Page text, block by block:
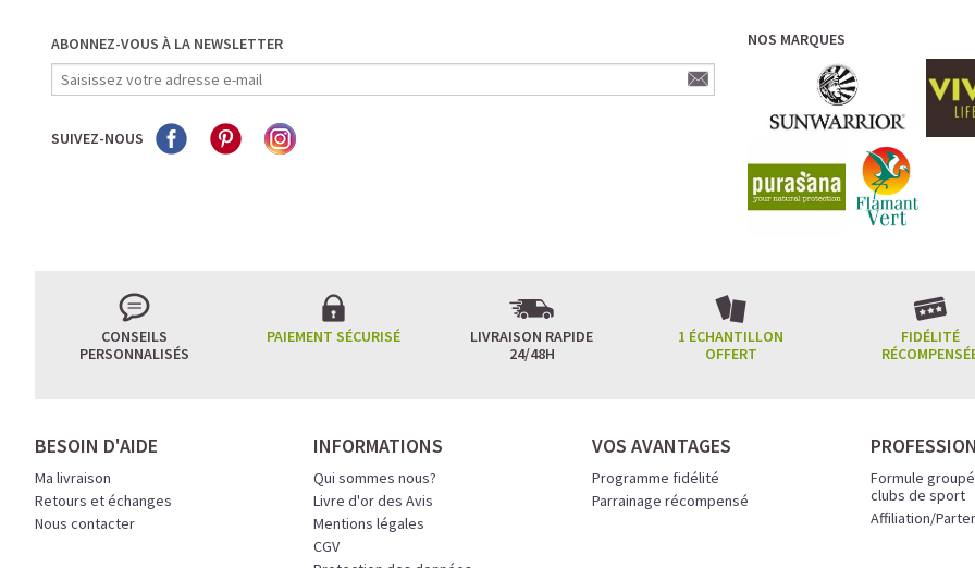
ABONNEZ-VOUS À LA NEWSLETTER
SUIVEZ-NOUS
NOS MARQUES
CONSEILS
PERSONNALISÉS
PAIEMENT SÉCURISÉ
LIVRAISON RAPIDE
24/48H
1 ÉCHANTILLON
OFFERT
FIDÉLITÉ
BESOIN D'AIDE
Ma livraison
Retours et échanges
Nous contacter
INFORMATIONS
Qui sommes nous?
Livre d'or des Avis
Mentions légales
CGV
VOS AVANTAGES
Programme fidélité
Parrainage récompensé
Formule
clubs de sport
Affiliation/